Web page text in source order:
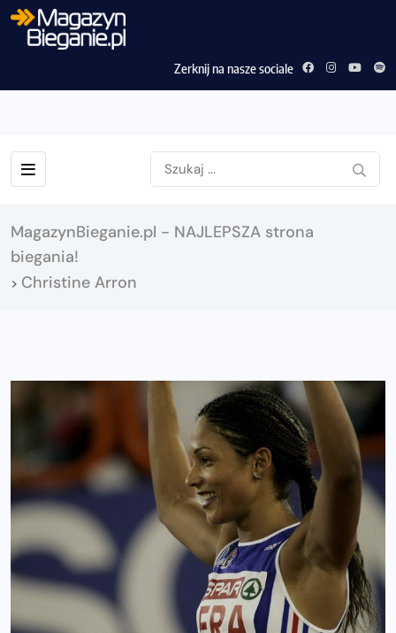
Zerknij na nasze sociale
MagazynBieganie.pl - NAJLEPSZA strona
biegania!
> Christine Arron